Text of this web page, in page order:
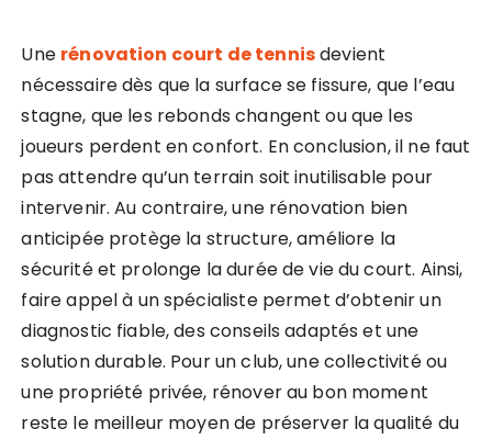
Une rénovation court de tennisdevient
nécessaire dès que la surface se fissure, que l’eau
stagne, que les rebonds changent ou que les
joueurs perdent en confort. En conclusion, il ne faut
pas attendre qu’un terrain soit inutilisable pour
intervenir. Au contraire, une rénovation bien
anticipée protège la structure, améliore la
sécurité et prolonge la durée de vie du court. Ainsi,
faire appel à un spécialiste permet d’obtenir un
diagnostic fiable, des conseils adaptés et une
solution durable. Pour un club, une collectivité ou
une propriété privée, rénover au bon moment
reste le meilleur moyen de préserver la qualité du